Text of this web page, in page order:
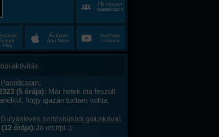
FB csoport
csatlakozás
Play
Értékeld
App Store
YouTube
csatorna
aktivitás
(5 órája): Már hetek óta feszült
hogy igazán tudtam volna,
éveim közepén egyszer csak
minden, ami régen izgalmas
sertéshúsból galuskával:
órája):Jó recept :)